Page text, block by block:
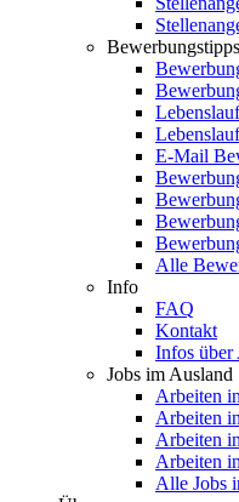
Bewerbungstipps
E-Mail
Alle
Info
FAQ
Kontakt
Infos über
Jobs im Ausland
Arbeiten
Arbeiten
Arbeiten
Arbeiten
Alle Jobs